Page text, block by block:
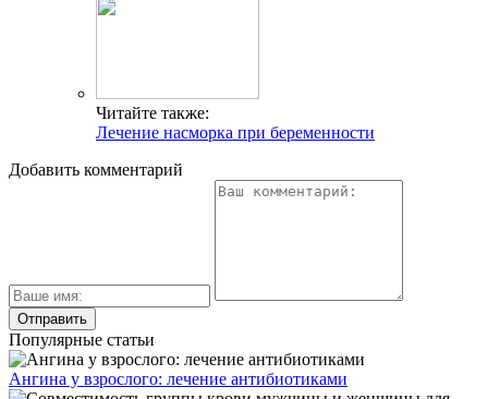
Читайте также:
Лечение насморка при беременности
Добавить комментарий
Популярные статьи
Ангина у взрослого: лечение антибиотиками